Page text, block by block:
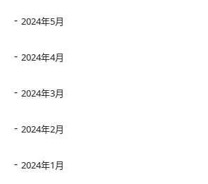
2024年5月
2024年4月
2024年3月
2024年2月
2024年1月